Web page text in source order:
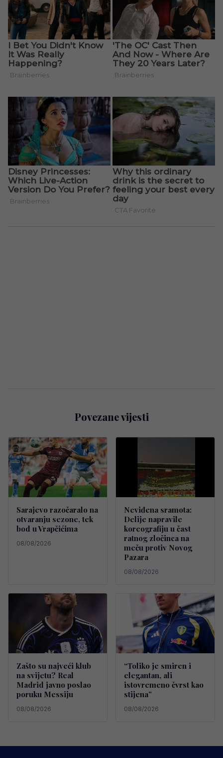
Povezane vijesti
Sarajevo razočaralo na
otvaranju sezone, tek
bod u Vrapčićima
08/08/2026
Neviđena sramota:
Delije napravile
koreografiju u čast
ratnog zločinca na
meču protiv Novog
Pazara
08/08/2026
Zašto su najveći klub
na svijetu? Real
Madrid javno poslao
poruku Messiju
08/08/2026
“Toliko je smiren i
elegantan, ali
istovremeno čvrst kao
stijena”
08/08/2026